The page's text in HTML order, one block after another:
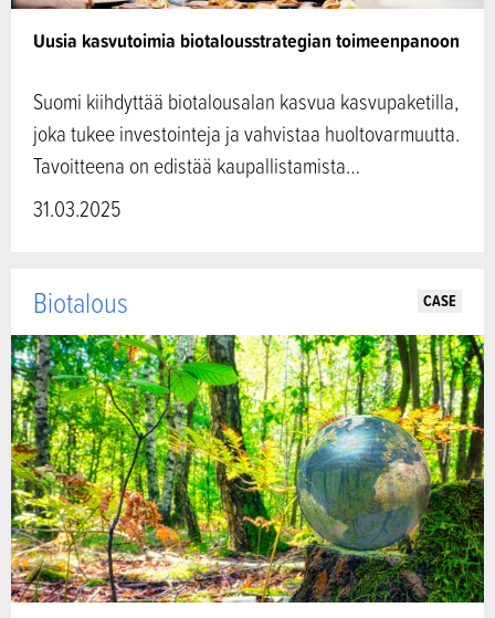
Uusia kasvutoimia biotalousstrategian toimeenpanoon
Suomi kiihdyttää biotalousalan kasvua kasvupaketilla,
joka tukee investointeja ja vahvistaa huoltovarmuutta.
Tavoitteena on edistää kaupallistamista…
31.03.2025
Biotalous CASE